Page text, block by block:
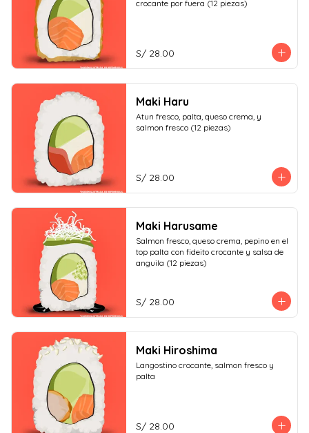
crocante por fuera (12 piezas)
S/ 28.00
Maki Haru
Atun fresco, palta, queso crema, y
salmon fresco (12 piezas)
S/ 28.00
Maki Harusame
Salmon fresco, queso crema, pepino en el
top palta con fideito crocante y salsa de
anguila (12 piezas)
S/ 28.00
Maki Hiroshima
Langostino crocante, salmon fresco y
palta
S/ 28.00